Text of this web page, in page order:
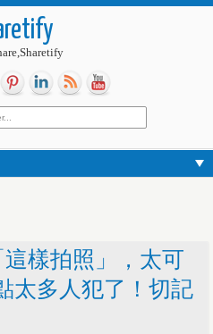
樣拍照」，太可
太多人犯了！切記